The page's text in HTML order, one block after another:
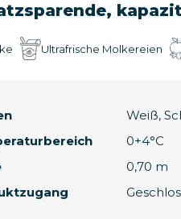
Ultrafrische Molkereien
Weiß,
0+4°C
0,70 m